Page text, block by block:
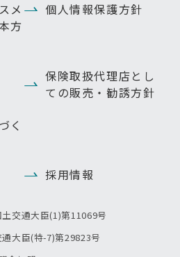
メ
方
個人情報保護方針
保険取扱代理店とし
ての販売・勧誘方針
く
採用情報
交通大臣(1)第11069号
大臣(特-7)第29823号